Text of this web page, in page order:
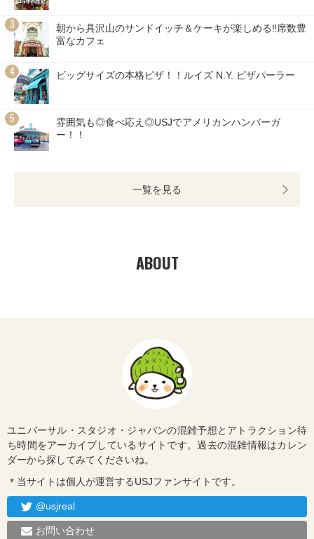
朝から具沢山のサンドイッチ＆ケーキが楽しめる‼席数豊
富なカフェ
ビッグサイズの本格ピザ！！ルイズ N.Y. ピザパーラー
雰囲気も◎食べ応え◎USJでアメリカンハンバーガ
ー！！
一覧を見る
ABOUT
ユニバーサル・スタジオ・ジャパンの混雑予想とアトラクション待
ち時間をアーカイブしているサイトです。過去の混雑情報はカレン
ダーから探してみてくださいね。
＊当サイトは個人が運営するUSJファンサイトです。
@usjreal
お問い合わせ